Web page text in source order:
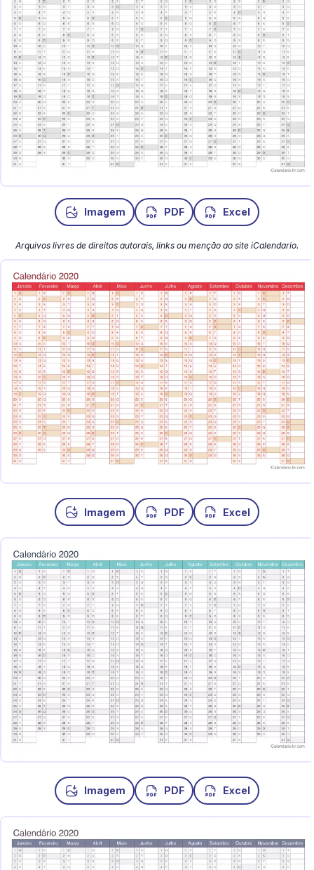
Imagem PDF Excel
Arquivos livres de direitos autorais, links ou menção ao site iCalendario.
Imagem PDF Excel
Imagem PDF Excel